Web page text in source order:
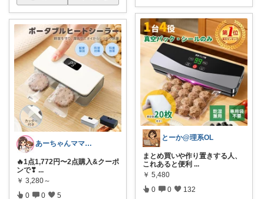
あーちゃんママ🐣朝コレ5時✨2y娘
🔥1点1,772円〜2点購入&クーポ
ンで❣ ...
￥ 3,280～
0 0 5
とーか@理系OL
まとめ買いや作り置きする人、
これあると便利 ...
￥ 5,480
0 0 132